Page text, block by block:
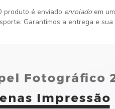
produto é enviado enrolado em
Garantimos a entrega e